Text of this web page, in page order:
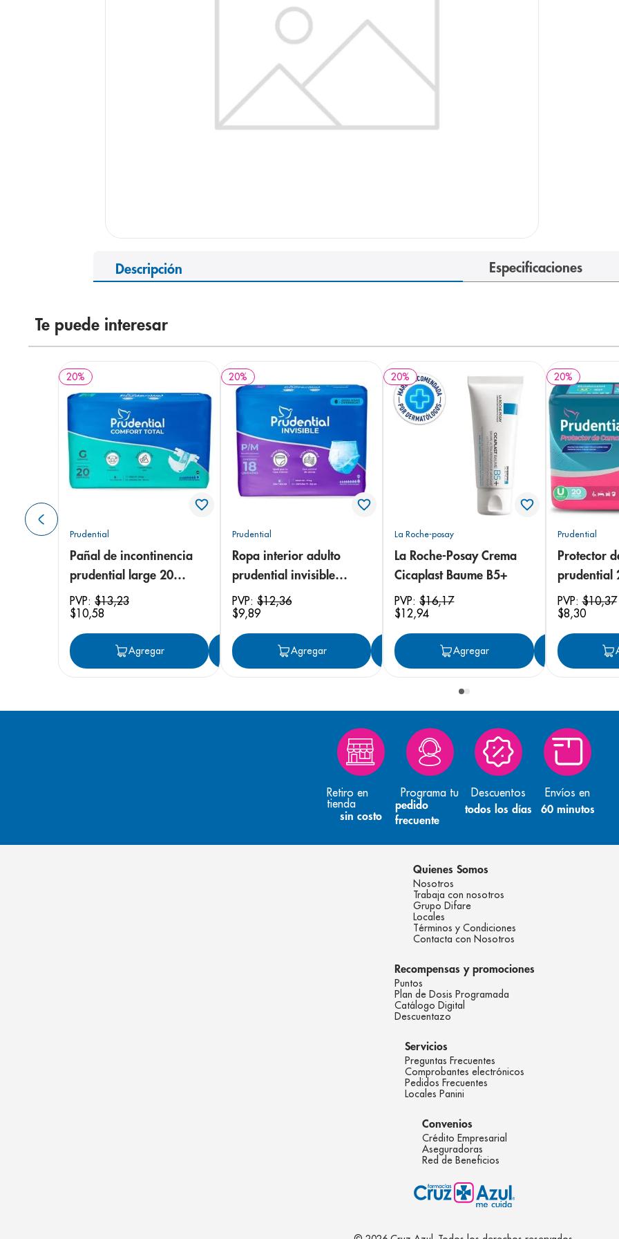
Descripción Especificaciones
Te puede interesar
20%
Prudential
Pañal de incontinencia
prudential large 20
unidades
PVP: $13,23
$10,58
Agregar Agregar
20%
Prudential
Ropa interior adulto
prudential invisible
small/medium 18
unidades
PVP:$12,36
$9,89
Agregar Agregar
20%
La Roche-posay
La Roche-Posay Crema
Cicaplast Baume B5+
PVP:$16,17
$12,94
Agregar
20%
Prudential
Protector
prudential
PVP:$10,37
$8,30
Retiro en
tienda
sin costo
Programa tu
pedido
frecuente
Descuentos
todos los días
Envíos en
60 minutos
Quienes Somos
Nosotros
Trabaja con nosotros
Grupo Difare
Locales
Términos y Condiciones
Contacta con Nosotros
Recompensas y promociones
Puntos
Plan de Dosis Programada
Catálogo Digital
Descuentazo
Servicios
Preguntas Frecuentes
Comprobantes electrónicos
Pedidos Frecuentes
Locales Panini
Convenios
Crédito Empresarial
Aseguradoras
Red de Beneficios